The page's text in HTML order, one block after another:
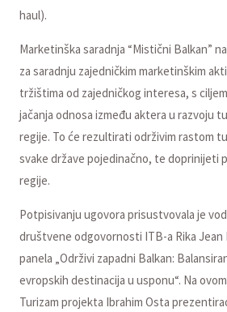
haul).
Marketinška saradnja “Mistični Balkan”
za saradnju zajedničkim marketinškim
tržištima od zajedničkog interesa, s
jačanja odnosa između aktera u razvoju
regije. To će rezultirati održivim rastom
svake države pojedinačno, te doprinijeti
regije.
Potpisivanju ugovora prisustvovala je
društvene odgovornosti ITB-a Rika Jean
panela „Održivi zapadni Balkan:
evropskih destinacija u usponu“. Na
Turizam projekta Ibrahim Osta